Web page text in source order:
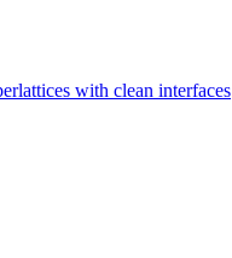
with clean interfaces